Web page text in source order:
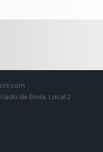
lado de Envía. Local 2